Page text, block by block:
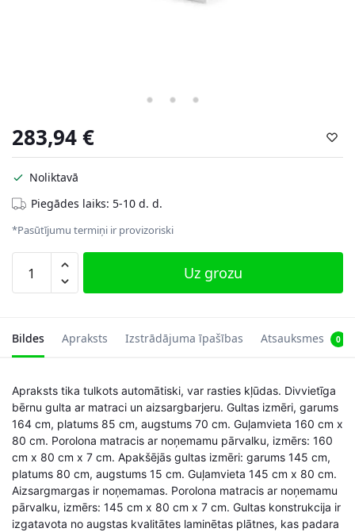
283,94€
Noliktavā
Piegādes laiks: 5-10 d. d.
*Pasūtījumu termiņi ir provizoriski
divguļamā
ar
matraci
aizsargbarjeru
164x85x70
/
160x80x15cm
daudzums
Uz grozu
Bildes Apraksts Izstrādājuma īpašības Atsauksmes 0
Apraksts tika tulkots automātiski, var rasties kļūdas. Divvietīga
bērnu gulta ar matraci un aizsargbarjeru. Gultas izmēri, garums
164 cm, platums 85 cm, augstums 70 cm. Guļamvieta 160 cm x
80 cm. Porolona matracis ar noņemamu pārvalku, izmērs: 160
cm x 80 cm x 7 cm. Apakšējās gultas izmēri: garums 145 cm,
platums 80 cm, augstums 15 cm. Guļamvieta 145 cm x 80 cm.
Aizsargmargas ir noņemamas. Porolona matracis ar noņemamu
pārvalku, izmērs: 145 cm x 80 cm x 7 cm. Gultas konstrukcija ir
izgatavota no augstas kvalitātes laminētas plātnes, kas padara